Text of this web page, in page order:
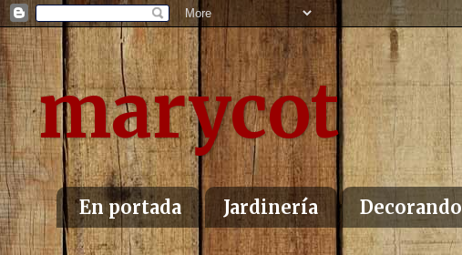
marycot
En portada Jardinería Decorando